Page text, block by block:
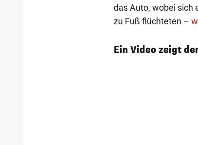
das Auto, wobei sich
zu Fuß flüchteten –
Ein Video zeigt